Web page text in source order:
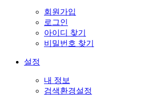
회원가입
로그인
아이디 찾기
비밀번호 찾기
설정
내 정보
검색환경설정